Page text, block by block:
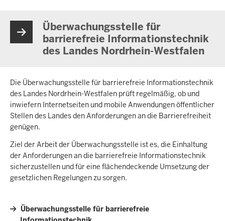
Überwachungsstelle für
barrierefreie Informationstechnik
des Landes Nordrhein-Westfalen
Die Überwachungsstelle für barrierefreie Informationstechnik
des Landes Nordrhein-Westfalen prüft regelmäßig, ob und
inwiefern Internetseiten und mobile Anwendungen öffentlicher
Stellen des Landes den Anforderungen an die Barrierefreiheit
genügen.
Ziel der Arbeit der Überwachungsstelle ist es, die Einhaltung
der Anforderungen an die barrierefreie Informationstechnik
sicherzustellen und für eine flächendeckende Umsetzung der
gesetzlichen Regelungen zu sorgen.
Überwachungsstelle für barrierefreie